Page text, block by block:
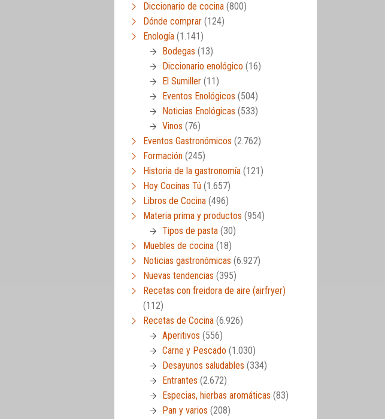
Diccionario de cocina (800)
Dónde comprar (124)
Enología (1.141)
Bodegas (13)
Diccionario enológico (16)
El Sumiller (11)
Eventos Enológicos (504)
Noticias Enológicas (533)
Vinos (76)
Eventos Gastronómicos (2.762)
Formación (245)
Historia de la gastronomía (121)
Hoy Cocinas Tú (1.657)
Libros de Cocina (496)
Materia prima y productos (954)
Tipos de pasta (30)
Muebles de cocina (18)
Noticias gastronómicas (6.927)
Nuevas tendencias (395)
Recetas con freidora de aire (airfryer)
(112)
Recetas de Cocina (6.926)
Aperitivos (556)
Carne y Pescado (1.030)
Desayunos saludables (334)
Entrantes (2.672)
Especias, hierbas aromáticas (83)
Pan y varios (208)